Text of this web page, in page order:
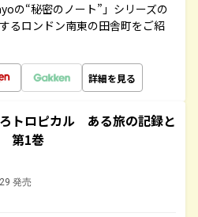
の“秘密のノート”」シリーズの
るロンドン南東の田舎町をご紹
詳細を見る
トロピカル ある旅の記録と
第1巻
発売